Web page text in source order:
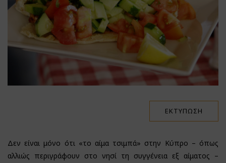
ΕΚΤΎΠΩΣΗ
Δεν είναι μόνο ότι «το αίμα τσιμπά» στην Κύπρο – όπως
αλλιώς περιγράφουν στο νησί τη συγγένεια εξ αίματος –